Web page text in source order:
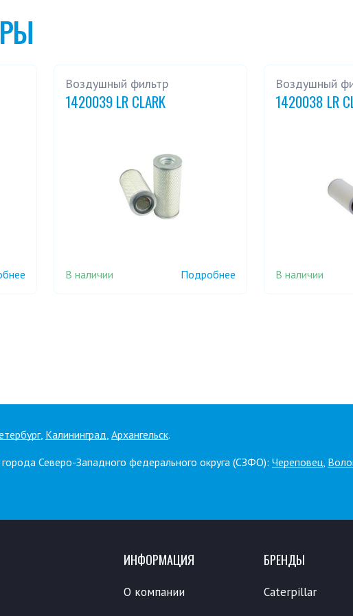
Воздушный фильтр
1420039 LR CLARK
В наличии Подробнее
Воздушный
1420038 LR
В наличии
, Калининград, Архангельск.
Северо-Западного федерального округа (СЗФО): Череповец,
ИНФОРМАЦИЯ
О компании
БРЕНДЫ
Caterpillar